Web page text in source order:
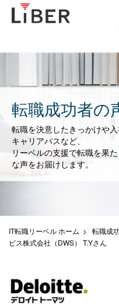
転職成功者の
転職を決意したきっかけや
キャリアパスなど、
リーベルの支援で転職を果
な声をお届けします。
IT転職リーベル ホーム 転職成
ビス株式会社（DWS） T.Yさん